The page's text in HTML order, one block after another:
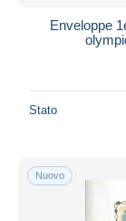
Residenza
Enveloppe
Stato
Nuovo